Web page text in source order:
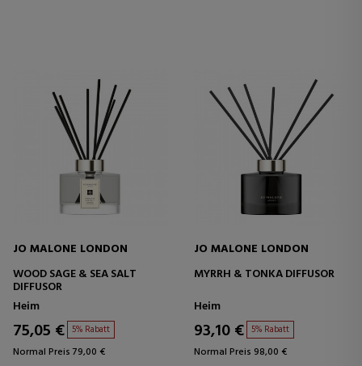
JO MALONE LONDON
WOOD SAGE & SEA SALT
DIFFUSOR
Heim
75,05 € 5% Rabatt
Normal Preis 79,00 €
JO MALONE LONDON
MYRRH & TONKA DIFFUSOR
Heim
93,10 € 5% Rabatt
Normal Preis 98,00 €